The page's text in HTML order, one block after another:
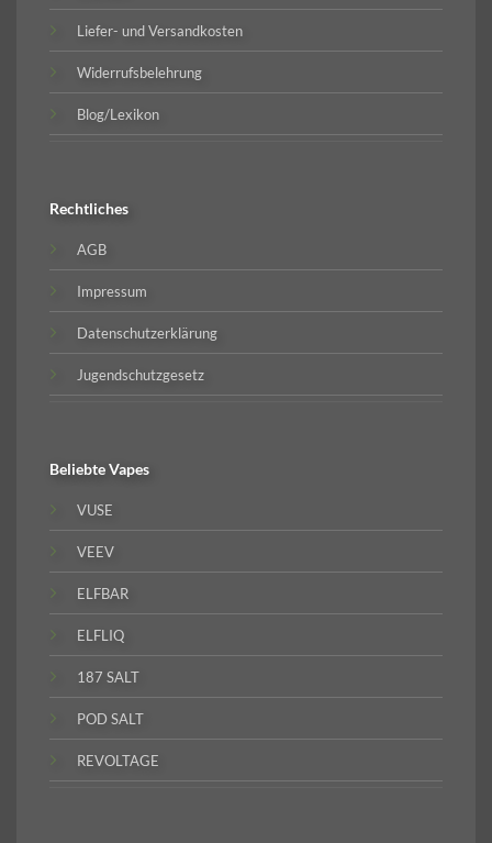
Liefer- und Versandkosten
Widerrufsbelehrung
Blog/Lexikon
Rechtliches
AGB
Impressum
Datenschutzerklärung
Jugendschutzgesetz
BeliebteVapes
VUSE
VEEV
ELFBAR
ELFLIQ
187 SALT
POD SALT
REVOLTAGE